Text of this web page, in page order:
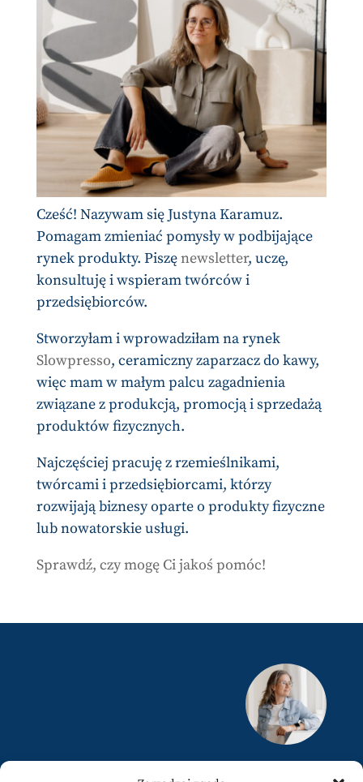
Cześć! Nazywam się Justyna Karamuz.
Pomagam zmieniać pomysły w podbijające
rynek produkty. Piszęnewsletter, uczę,
konsultuję i wspieram twórców i
przedsiębiorców.
Stworzyłam i wprowadziłam na rynek
Slowpresso, ceramiczny zaparzacz do kawy,
więc mam w małym palcu zagadnienia
związane z produkcją, promocją i sprzedażą
produktów fizycznych.
Najczęściej pracuję z rzemieślnikami,
twórcami i przedsiębiorcami, którzy
rozwijają biznesy oparte o produkty fizyczne
lub nowatorskie usługi.
Sprawdź, czy mogę Ci jakoś pomóc!